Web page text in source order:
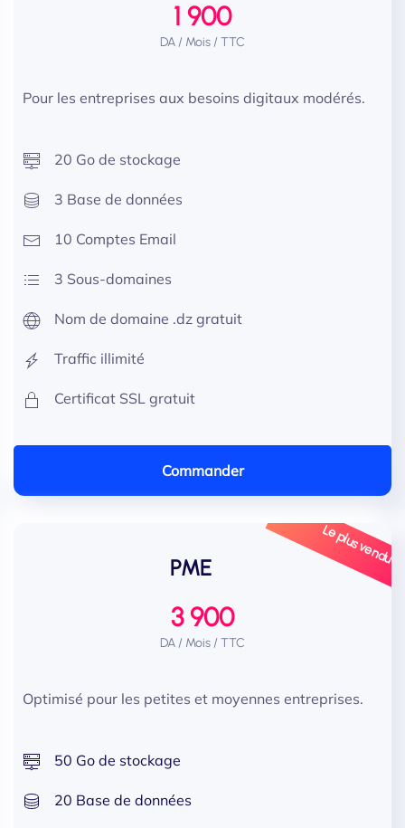
1 900
DA / Mois / TTC
Pour les entreprises aux besoins digitaux modérés.
20 Go de stockage
3 Base de données
10 Comptes Email
3 Sous-domaines
Nom de domaine .dz gratuit
Traffic illimité
Certificat SSL gratuit
Commander
Le plus vendu
PME
3 900
DA / Mois / TTC
Optimisé pour les petites et moyennes entreprises.
50 Go de stockage
20 Base de données